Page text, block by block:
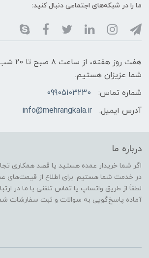
ما را در شبکه‌های اجتماعی دنبال کنید:
هفت روز
شما عزیزان هستیم.
شماره تماس:
09905103230
آدرس ایمیل:
info@mehrangkala.ir
درباره ما
اگر شما خریدار عمده هستید یا قصد همکاری
در خدمت شما هستیم. برای اطلاع از قیمت‌های
لطفاً از طریق واتساپ یا تماس تلفنی با ما در
آماده پاسخ‌گویی به سوالات و ثبت سفارشات